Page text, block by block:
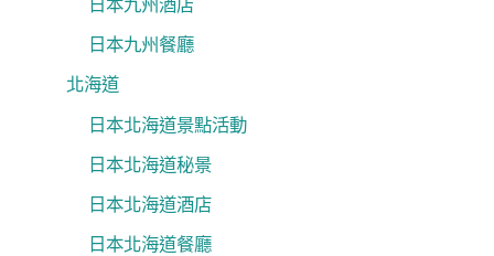
日本九州酒店
日本九州餐廳
北海道
日本北海道景點活動
日本北海道秘景
日本北海道酒店
日本北海道餐廳